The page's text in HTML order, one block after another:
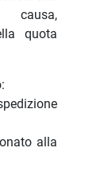
causa,
quota
alla